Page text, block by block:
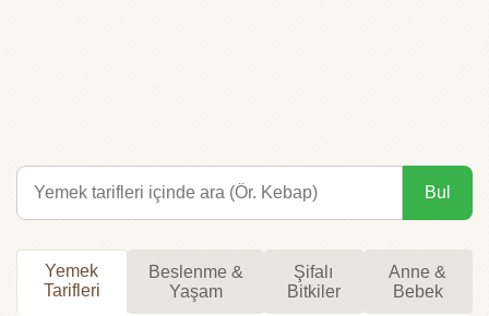
Bul
Yemek
Tarifleri
Beslenme &
Yaşam
Şifalı
Bitkiler
Anne &
Bebek